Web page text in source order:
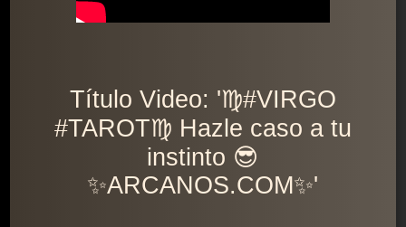
Título Video: '♍️#VIRGO
#TAROT♍️ Hazle caso a tu
instinto 😎
✨ARCANOS.COM✨'